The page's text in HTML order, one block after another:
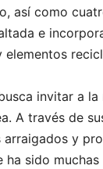
así como
e
elementos
invitar a
A través de
y
ha sido